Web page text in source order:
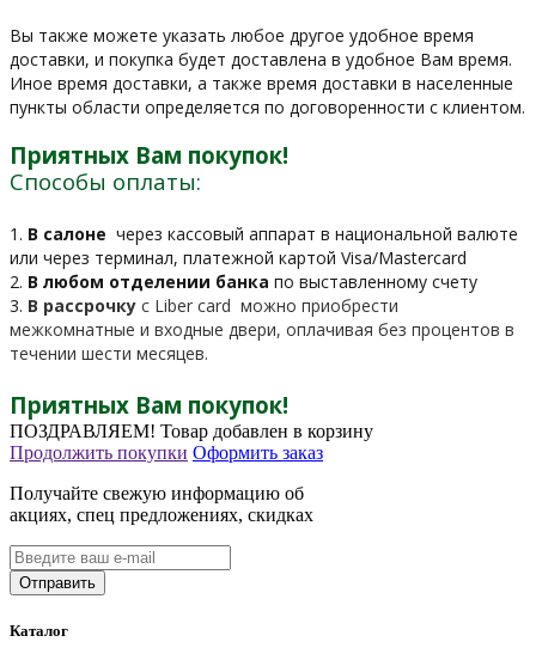
Вы также можете указать любое другое удобное время
доставки, и покупка будет доставлена в удобное Вам время.
Иное время доставки, а также время доставки в населенные
пункты области определяется по договоренности с клиентом.
Приятных Вам покупок!
Способы оплаты:
1. В салоне через кассовый аппарат в национальной валюте
или через терминал, платежной картой Visa/Mastercard
2. В любом отделении банка по выставленному счету
3. В рассрочку c Liber card можно приобрести
межкомнатные и входные двери, оплачивая без процентов в
течении шести месяцев.
Приятных Вам покупок!
ПОЗДРАВЛЯЕМ! Товар добавлен в корзину
Продолжить покупки Оформить заказ
Получайте свежую информацию об
акциях, спец предложениях, скидках
Каталог